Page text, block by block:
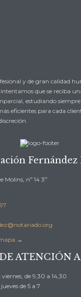
y de gran calidad
que se reciba
estudiando siempre
eficientes para cada
Fernández
Molins, nº 14 3º
→
ATENCIÓN
de 9,30 a 14,30
de 5 a 7